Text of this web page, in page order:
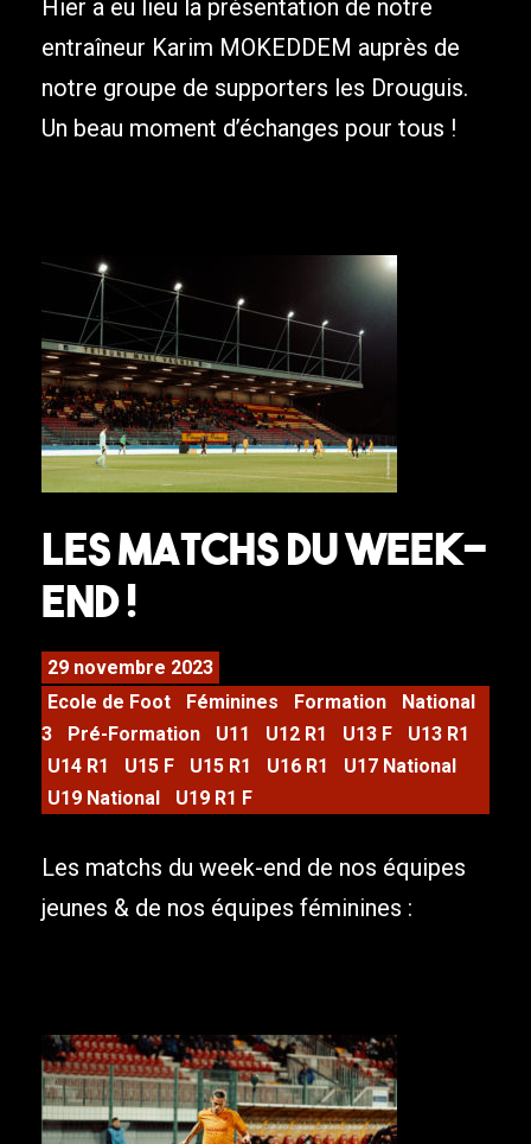
Hier a eu lieu la présentation de notre
entraîneur Karim MOKEDDEM auprès de
notre groupe de supporters les Drouguis.
Un beau moment d’échanges pour tous !
Les matchs du week-
end !
29 novembre 2023
Ecole de Foot
Féminines Formation
National
3
Pré-Formation U11 U12 R1 U13 F
U13 R1
U14 R1
U15 F U15 R1 U16 R1
U17 National
U19 National
U19 R1 F
Les matchs du week-end de nos équipes
jeunes & de nos équipes féminines :